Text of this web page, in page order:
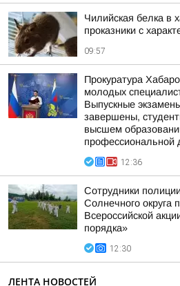
Чилийская белка в
проказники с
09:57
Прокуратура
молодых
Выпускные
завершены,
высшем
профессиональной
12:36
Сотрудники
Солнечного округа
Всероссийской
порядка»
12:30
ЛЕНТА НОВОСТЕЙ